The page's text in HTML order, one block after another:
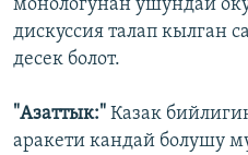
монологунан ушундай
дискуссия талап кылган
десек болот.
"Азаттык:" Казак
аракети кандай болушу